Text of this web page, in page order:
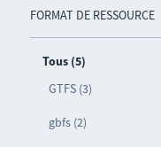
FORMAT DE RESSOURCE
Tous (5)
GTFS (3)
gbfs (2)